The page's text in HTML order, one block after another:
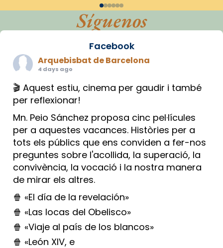
Síguenos
Facebook
Arquebisbat de Barcelona
4 days ago
🎬 Aquest estiu, cinema per gaudir i també
per reflexionar!
Mn. Peio Sánchez proposa cinc pel·lícules
per a aquestes vacances. Històries per a
tots els públics que ens conviden a fer-nos
preguntes sobre l'acollida, la superació, la
convivència, la vocació i la nostra manera
de mirar els altres.
🍿 «El día de la revelación»
🍿 «Las locas del Obelisco»
🍿 «Viaje al país de los blancos»
🍿 «León XIV, e